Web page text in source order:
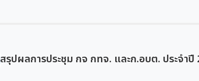
สรุปผลการประชุม กจ กทจ. และก.อบต. ประจำปี